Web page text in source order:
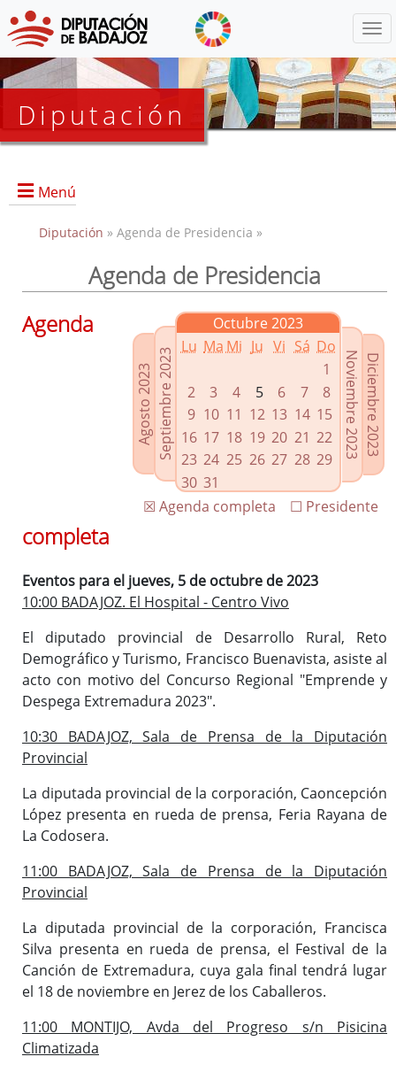
Diputación
Menú
Presidencia
Grupos Políticos
Enlaces relacionados
Agenda de Presidencia
Plenos provinciales y Juntas de gobierno
Oficina de Proyectos Europeos
Diputación » Agenda de Presidencia »
Agenda de Presidencia
Agosto 2023Septiembre 2023
Octubre 2023
Lu Ma Mi Ju Vi Sá Do
1
2
3 4 5 6 7
8
9 10 11 12 13 14 15
16 17 18 19 20 21 22
23 24 25 26 27 28 29
30 31
Diciembre 2023
Noviembre 2023
☐ Presidente
☒ Agenda completa
Agenda
completa
Eventos para el jueves, 5 de octubre de 2023
10:00 BADAJOZ. El Hospital - Centro Vivo
El diputado provincial de Desarrollo Rural, Reto
Demográfico y Turismo, Francisco Buenavista, asiste al
acto con motivo del Concurso Regional "Emprende y
Despega Extremadura 2023".
10:30 BADAJOZ, Sala de Prensa de la Diputación
Provincial
La diputada provincial de la corporación, Caoncepción
López presenta en rueda de prensa, Feria Rayana de
La Codosera.
11:00 BADAJOZ, Sala de Prensa de la Diputación
Provincial
La diputada provincial de la corporación, Francisca
Silva presenta en rueda de prensa, el Festival de la
Canción de Extremadura, cuya gala final tendrá lugar
el 18 de noviembre en Jerez de los Caballeros.
11:00 MONTIJO, Avda del Progreso s/n Pisicina
Climatizada